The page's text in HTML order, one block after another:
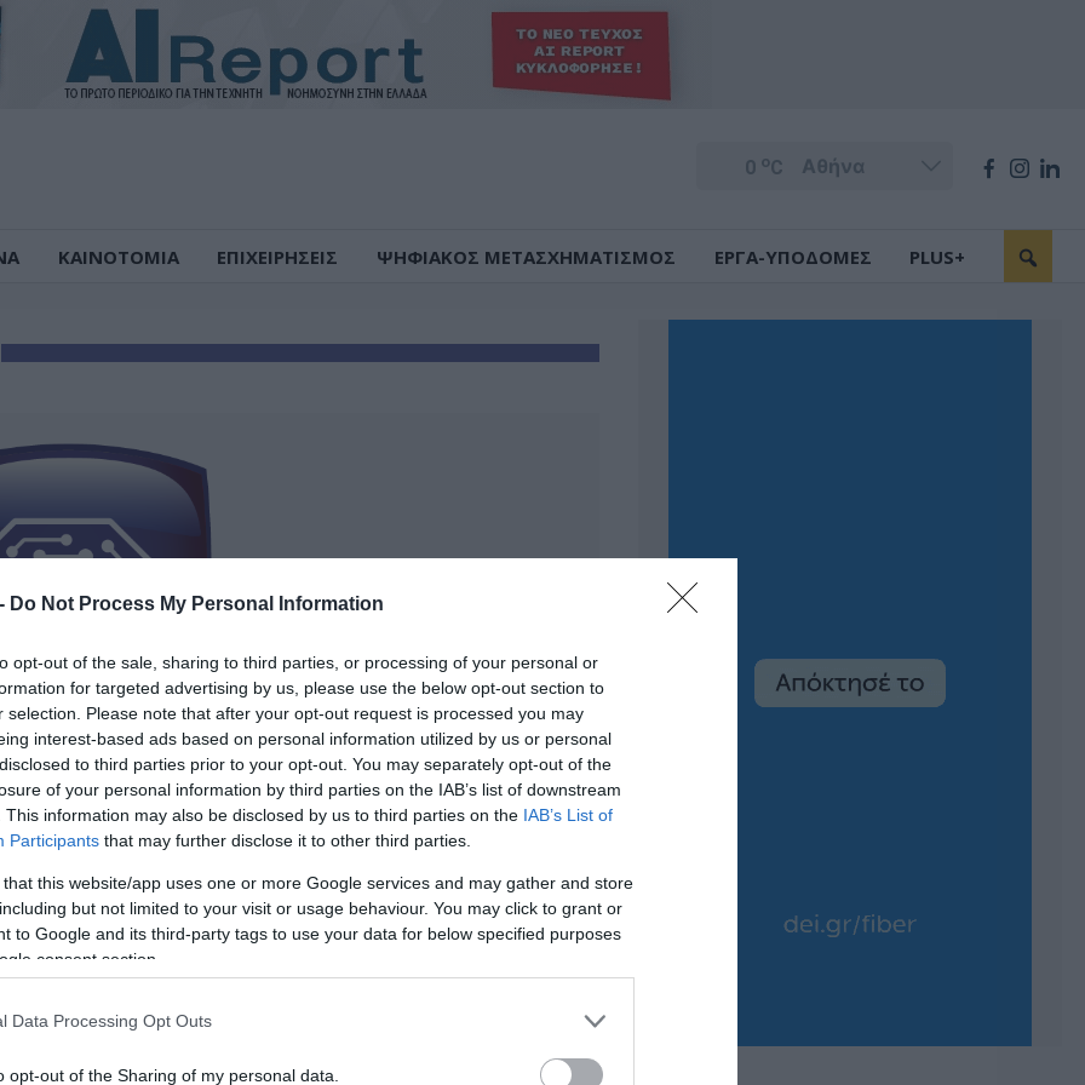
Do Not Process My Personal Information
opt-out of the sale, sharing to third parties, or processing of your personal or
for targeted advertising by us, please use the below opt-out section to
selection. Please note that after your opt-out request is processed you may
interest-based ads based on personal information utilized by us or personal
to third parties prior to your opt-out. You may separately opt-out of the
of your personal information by third parties on the IAB’s list of downstream
This information may also be disclosed by us to third parties on the IAB’s List of
Participants that may further disclose it to other third parties.
that this website/app uses one or more Google services and may gather and store
but not limited to your visit or usage behaviour. You may click to grant or
to Google and its third-party tags to use your data for below specified purposes
consent section.
Data Processing Opt Outs
opt-out of the Sharing of my personal data.
0 oC
ΚΑΙΝΟΤΟΜΙΑ ΕΠΙΧΕΙΡΗΣΕΙΣ ΨΗΦΙΑΚΟΣ ΜΕΤΑΣΧΗΜΑΤΙΣΜΟΣ ΕΡΓΑ-ΥΠΟΔΟΜΕΣ PLUS+